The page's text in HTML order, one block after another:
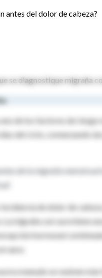
antes del dolor de cabeza?
se diagnostique migraña
de los factores de
del ciclo, comenzando
de la migraña menstrual
de dolor de
La migraña con auratiene
hormonal
aura.
a menudo se vuelven